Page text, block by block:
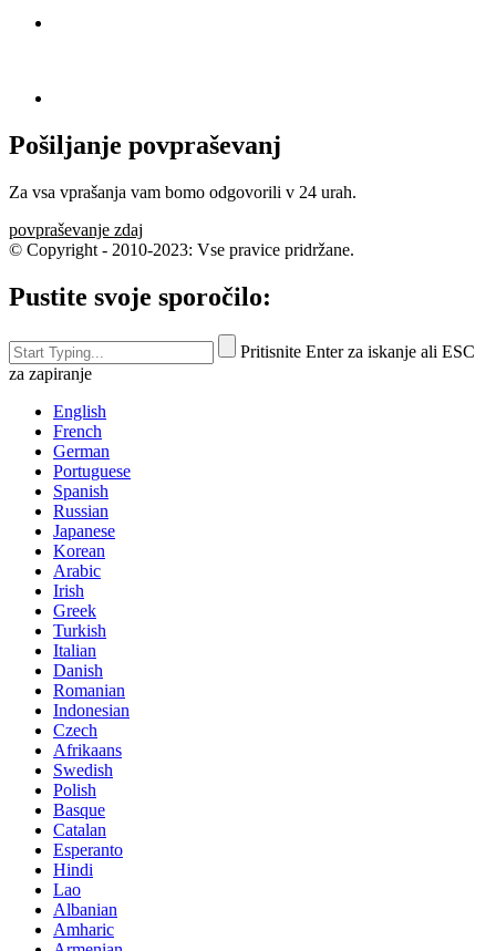
Pošiljanje povpraševanj
Za vsa vprašanja vam bomo odgovorili v 24 urah.
povpraševanje zdaj
© Copyright - 2010-2023: Vse pravice pridržane.
Pustite svoje sporočilo:
Pritisnite Enter za iskanje ali ESC
za zapiranje
English
French
German
Portuguese
Spanish
Russian
Japanese
Korean
Arabic
Irish
Greek
Turkish
Italian
Danish
Romanian
Indonesian
Czech
Afrikaans
Swedish
Polish
Basque
Catalan
Esperanto
Hindi
Lao
Albanian
Amharic